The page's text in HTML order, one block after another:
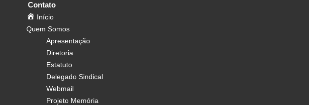
Contato
Início
Quem Somos
Apresentação
Diretoria
Estatuto
Delegado Sindical
Webmail
Projeto Memória